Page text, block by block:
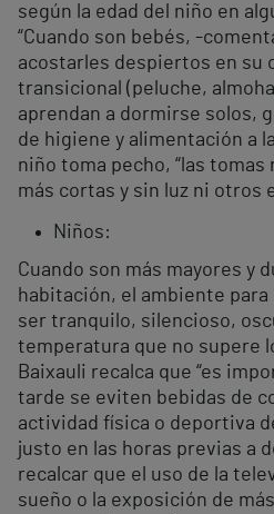
según la edad del niño en
“Cuando son bebés, -
acostarles despiertos en su
transicional (peluche,
aprendan a dormirse solos,
de higiene y alimentación a
niño toma pecho, “las
más cortas y sin luz ni otros
Niños:
Cuando son más mayores y
habitación, el ambiente
ser tranquilo, silencioso,
temperatura que no supere
Baixauli recalca que “es
tarde se eviten bebidas de
actividad física o deportiva
justo en las horas previas a
recalcar que el uso de la
sueño o la exposición de